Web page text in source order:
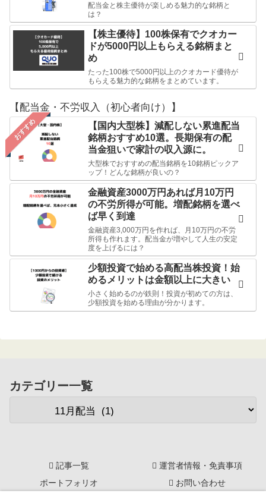
配当金と株主優待が楽しめる魅力的な銘柄と
は？
【株主優待】100株保有でクオカー
ドが5000円以上もらえる銘柄まと
め
たった100株で5000円以上のクオカード優待が
もらえる魅力的な銘柄をまとめています。
【配当金・不労収入（初心者向け）】
おすすめ
【国内大型株】減配しない累進配当
銘柄おすすめ10選。長期保有の配
当金狙いで家計の収入源に。
大型株でおすすめの配当銘柄を10銘柄ピックア
ップ！どんな銘柄が良いの？
金融資産3000万円あれば月10万円
の不労所得が可能。増配銘柄を選べ
ば早く到達
金融資産3,000万円を作れば、月10万円の不労
所得も作れます。配当金が増やして人生の安定
度を上げるには？
少額投資で始める高配当株投資！始
めるメリットは金額以上に大きい
小さく始めるのが鉄則！投資が初めての方は、
少額投資を始める理由が分かります。
カテゴリー一覧
記事一覧
運営者情報・免責事項
ポートフォリオ
お問い合わせ